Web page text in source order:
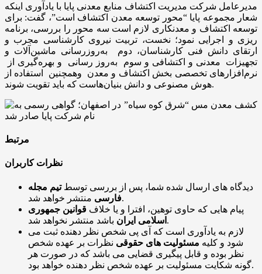
مدیرعامل شرکت مدیریت اکتشاف منابع معدنی پایا با یادآوری اینکه
شعار مجموعه پایا “محور توسعه معدن اکتشاف است”، گفت: برای
توسعه اکتشاف و معدنکاری لازم است سه محور را بررسی، برنامه
ریزی و اجرایی نمود؛ نخست، تربیت نیروی کارشناسی مجرب و
ارتقای دانش فنی کارشناسان، دوم به‌روزرسانی ماشین‌آلات و
تجهیزات معدنی و اکتشافی و سوم به‌روز رسانی و بهره‌گیری از
نرم‌افزارهای تخصصی بخش اکتشاف و معدن وهمچنین استفاده از
هوش مصنوعی و دانش بنیان‌هاست که باید تقویت شوند.
مرتبط
نظرات کاربران
دیدگاه های ارسال شده شما، پس از بررسی توسطتیم مجله
فارسیمنتشر خواهد شد.
پیام هایی که حاوی توهین، افترا و یا خلاف قوانین جمهوری
اسلامی ایران باشد منتشر نخواهد شد.
لازم به یادآوری است که آی پی شخص نظر دهنده ثبت می
شود و کلیه مسئولیت های حقوقی نظرات بر عهده شخص
نظر بوده و قابل پیگیری قضایی می باشد که در صورت هر
گونه شکایت مسئولیت بر عهده شخص نظر دهنده خواهد بود.